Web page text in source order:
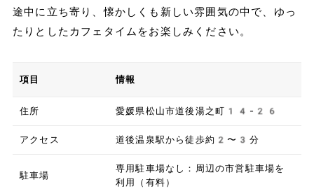
途中に立ち寄り、懐かしくも新しい雰囲気の中で、ゆっ
たりとしたカフェタイムをお楽しみください。
項目 情報
住所 愛媛県松山市道後湯之町14-26
アクセス 道後温泉駅から徒歩約2〜3分
駐車場
専用駐車場なし：周辺の市営駐車場を
利用（有料）